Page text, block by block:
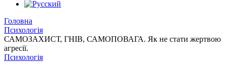
Головна
Психологія
САМОЗАХИСТ, ГНІВ, САМОПОВАГА. Як не стати жертвою
агресії.
Психологія